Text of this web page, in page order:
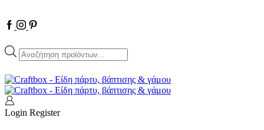
Facebook
Instagram
Pinterest
Products
search
Login Register